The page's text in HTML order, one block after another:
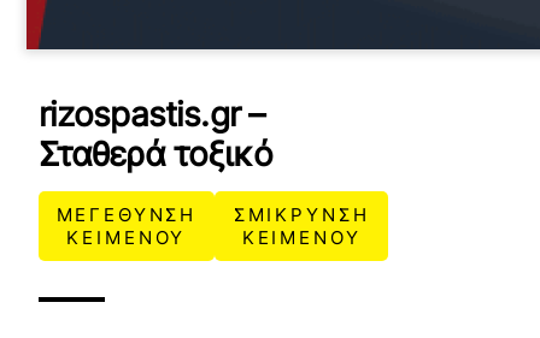
rizospastis.gr –
Σταθερά τοξικό
ΜΕΓΕΘΥΝΣΗ
ΚΕΙΜΕΝΟΥ
ΣΜΙΚΡΥΝΣΗ
ΚΕΙΜΕΝΟΥ